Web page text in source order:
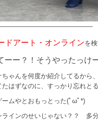
ドアート・オンラインを
ーー？！そうやったっけ
ゃんを何度か紹介してるから、
たはずなのに、すっかり忘れと
ームやとおもっとった(ﾟωﾟ*)
ラインのせいじゃない？？ 多